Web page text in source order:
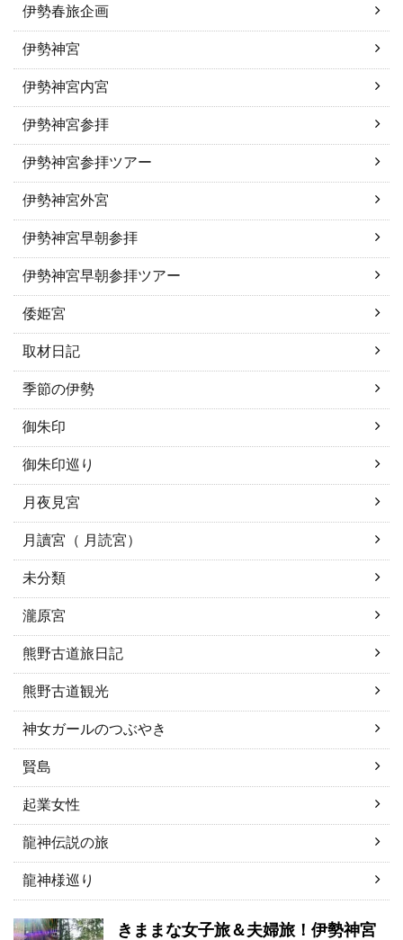
伊勢春旅企画
伊勢神宮
伊勢神宮内宮
伊勢神宮参拝
伊勢神宮参拝ツアー
伊勢神宮外宮
伊勢神宮早朝参拝
伊勢神宮早朝参拝ツアー
倭姫宮
取材日記
季節の伊勢
御朱印
御朱印巡り
月夜見宮
月讀宮（ 月読宮）
未分類
瀧原宮
熊野古道旅日記
熊野古道観光
神女ガールのつぶやき
賢島
起業女性
龍神伝説の旅
龍神様巡り
きままな女子旅＆夫婦旅！伊勢神宮